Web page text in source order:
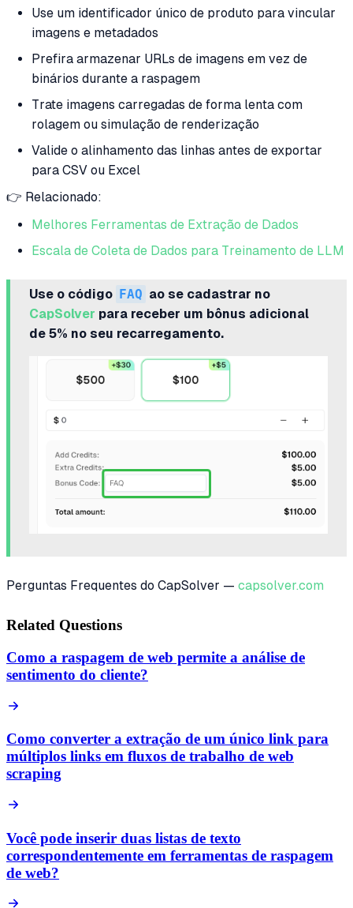
Use um identificador único de produto para vincular
imagens e metadados
Prefira armazenar URLs de imagens em vez de
binários durante a raspagem
Trate imagens carregadas de forma lenta com
rolagem ou simulação de renderização
Valide o alinhamento das linhas antes de exportar
para CSV ou Excel
👉 Relacionado:
Melhores Ferramentas de Extração de Dados
Escala de Coleta de Dados para Treinamento de LLM
Use o código FAQ ao se cadastrar no
CapSolver para receber um bônus adicional
de 5% no seu recarregamento.
Perguntas Frequentes do CapSolver — capsolver.com
Related Questions
Como a raspagem de web permite a análise de
sentimento do cliente?
Como converter a extração de um único link para
múltiplos links em fluxos de trabalho de web
scraping
Você pode inserir duas listas de texto
correspondentemente em ferramentas de raspagem
de web?